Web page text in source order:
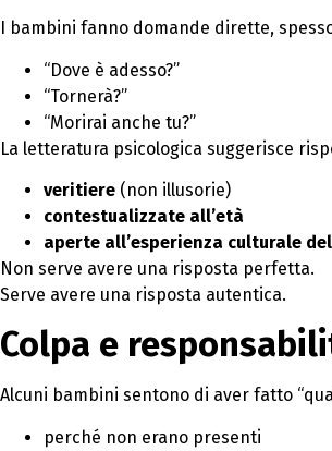
I bambini fanno domande dirette,
“Dove è adesso?”
“Tornerà?”
“Morirai anche tu?”
La letteratura psicologica suggerisce
veritiere (non illusorie)
contestualizzate all’età
aperte all’esperienza culturale
Non serve avere una risposta perfetta.
Serve avere una risposta autentica.
Colpa e
Alcuni bambini sentono di aver fatto
perché non erano presenti